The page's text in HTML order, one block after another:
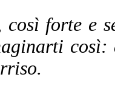
forte e